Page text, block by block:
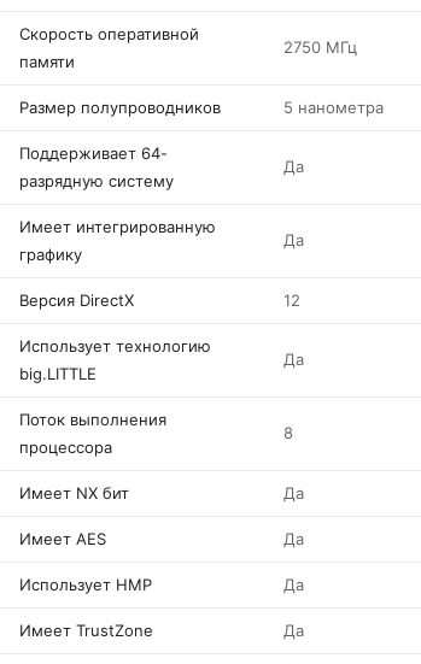
Скорость оперативной
памяти
2750 МГц
Размер полупроводников 5 нанометра
Поддерживает 64-
разрядную систему
Да
Имеет интегрированную
графику
Да
Версия DirectX 12
Использует технологию
big.LITTLE
Да
Поток выполнения
процессора
8
Имеет NX бит Да
Имеет AES Да
Использует HMP Да
Имеет TrustZone Да